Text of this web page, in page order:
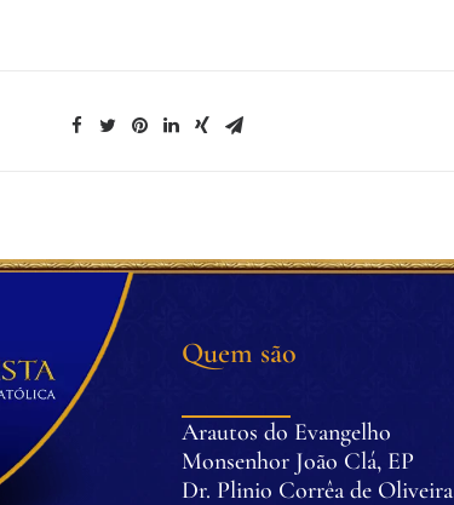
Quem são
Arautos do Evangelho
Monsenhor João Clá, EP
Dr. Plinio Corrêa de Oliveira